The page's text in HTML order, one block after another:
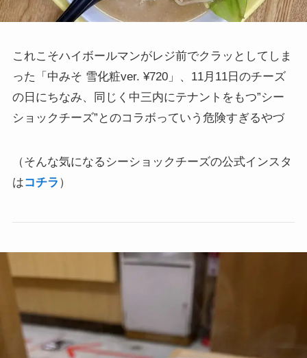
これこそハイボールマンがレジ前でクラッとしてしま
った
「中みそ 雪化粧ver. ¥720」、 11月11日のチーズ
の日にちなみ、同じく中三内にテナントをもつ”シー
ショックチーズ”とのコラボっていう危険すぎるやづ
（そんな気になるシーショックチーズの公式インスタ
はコチラ ）